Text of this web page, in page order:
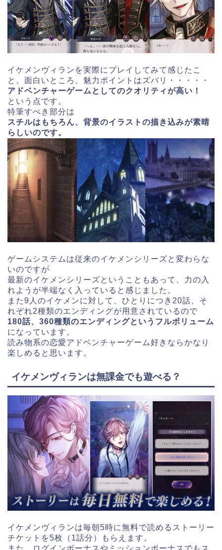
イケメンヴィランを実際にプレイしてみて感じたこ
と、面白いところ、魅力ポイントはズバリ・・・・・
アドベンチャーゲームとしてのクオリティが高い！
という点です。
特筆すべき部分は
スチルはもちろん、背景のイラストの描き込みが素晴
らしいのです。
ゲームシステムは従来のイケメンシリーズと変わらな
いのですが
最新のイケメンシリーズということもあって、力の入
れようが半端なく入っていると感じました。
また9人のイケメンに対して、ひとりにつき20話、そ
れぞれ2種類のエンディングが用意されているので
180話、360種類のエンディングというフルボリューム
になっています。
読み物系の恋愛アドベンチャーゲーム好きならかなり
楽しめると思います。
イケメンヴィランは無課金でも遊べる？
イケメンヴィランは毎朝5時に無料で読めるストーリー
チケットを5枚（1話分）もらえます。